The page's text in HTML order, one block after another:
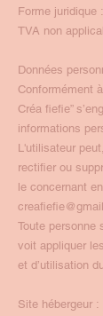
Forme juridique
TVA non
Données
Conformément
Créa fiefie”
informations
L'utilisateur
rectifier ou
le concernant
​Toute personne
voit appliquer
et d’utilisation
Site hébergeur :